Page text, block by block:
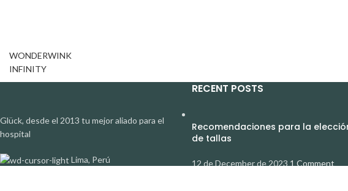
WONDERWINK
INFINITY
Glück, desde el 2013 tu mejor aliado para el
hospital
Lima, Perú
RECENT POSTS
Recomendaciones para la
de tallas
12 de December de 2023 1 Comment